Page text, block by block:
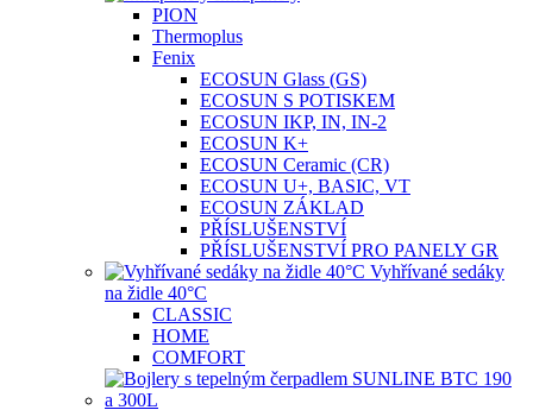
PION
Thermoplus
Fenix
ECOSUN Glass (GS)
ECOSUN S POTISKEM
ECOSUN IKP, IN, IN-2
ECOSUN K+
ECOSUN Ceramic (CR)
ECOSUN U+, BASIC, VT
ECOSUN ZÁKLAD
PŘÍSLUŠENSTVÍ
PŘÍSLUŠENSTVÍ PRO PANELY GR
Vyhřívané sedáky
na židle 40°C
CLASSIC
HOME
COMFORT